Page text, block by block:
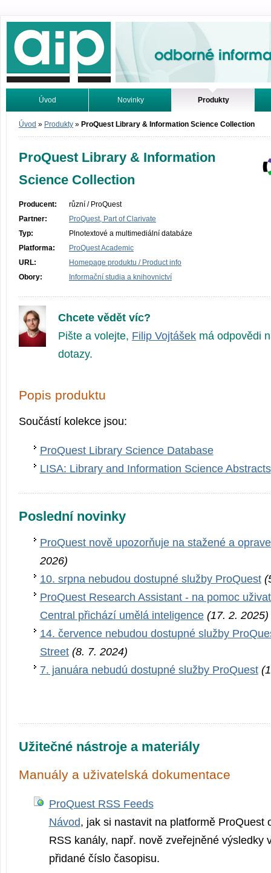
Odborné informace. Online.
Úvod Novinky Produkty
Vyhledávání Tutoriály
Úvod » Produkty » ProQuest Library & Information Science Collection
ProQuest Library & Information
Science Collection
Producent:
různí / ProQuest
Partner:
ProQuest, Part of Clarivate
Typ:
Plnotextové a multimediální databáze
Platforma:
ProQuest Academic
URL:
Homepage produktu / Product info
Obory:
Informační studia a knihovnictví
Chcete vědět víc?
Pište a volejte, Filip Vojtášek má odpovědi
dotazy.
Popis produktu
Součástí kolekce jsou:
ProQuest Library Science Database
LISA: Library and Information Science Abstracts
Poslední novinky
ProQuest nově upozorňuje na stažené a
2026)
10. srpna nebudou dostupné služby ProQuest
ProQuest Research Assistant - na pomoc
Central přichází umělá inteligence (17. 2. 2025)
14. července nebudou dostupné služby
Street (8. 7. 2024)
7. januára nebudú dostupné služby ProQuest
Užitečné nástroje a materiály
Manuály a uživatelská dokumentace
ProQuest RSS Feeds
Návod, jak si nastavit na platformě ProQuest
RSS kanály, např. nově zveřejněné výsledky
přidané číslo časopisu.